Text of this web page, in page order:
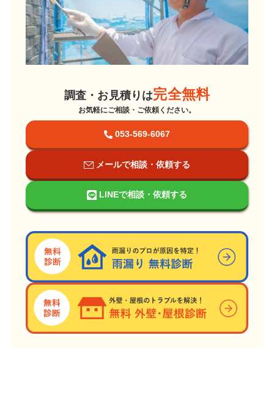
調査・お見積りは完全無料
お気軽にご相談・ご依頼ください。
053-569-6067
メールで相談・依頼する
LINEで相談・依頼する